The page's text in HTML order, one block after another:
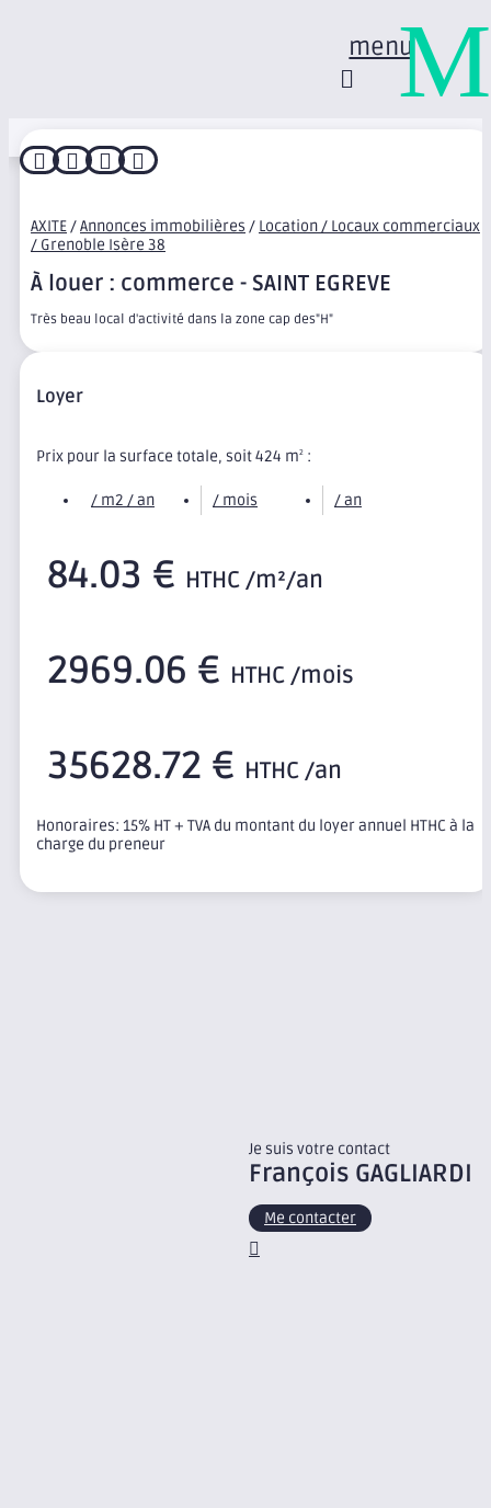
menu
   
AXITE/Annonces immobilières / Location / Locaux commerciaux
/ Grenoble Isère 38
À louer : commerce - SAINT EGREVE
Très beau local d'activité dans la zone cap des"H"
Loyer
Prix pour la surface totale, soit 424 m2 :
/ m2 / an / mois / an
84.03 € HTHC /m²/an
2969.06 € HTHC /mois
35628.72 € HTHC /an
Honoraires: 15% HT + TVA du montant du loyer annuel HTHC à la
charge du preneur
Je suis votre contact
François GAGLIARDI
Me contacter
M